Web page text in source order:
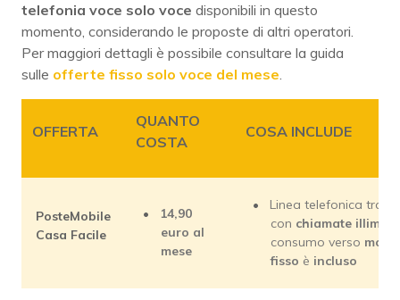
telefonia voce solo voce disponibili in questo
momento, considerando le proposte di altri operatori.
Per maggiori dettagli è possibile consultare la guida
sulle offerte fisso solo voce del mese.
OFFERTA
QUANTO
COSTA
COSA INCLUDE
PosteMobile
Casa Facile
14,90
euro al
mese
Linea telefonica
con chiamate
consumo verso
fisso è incluso